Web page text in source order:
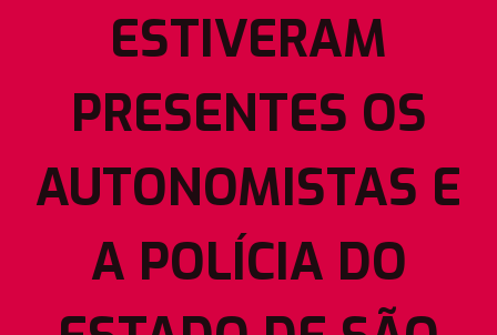
ESTIVERAM
PRESENTES OS
AUTONOMISTAS E
A POLÍCIA DO